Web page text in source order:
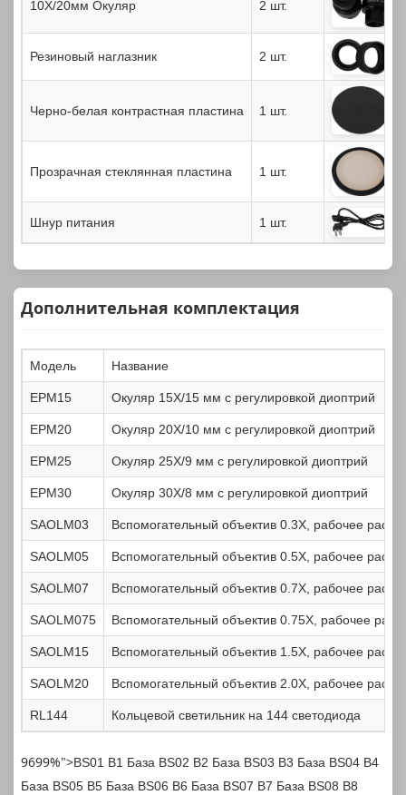
10X/20мм Окуляр 2 шт.
Резиновый наглазник 2 шт.
Черно-белая контрастная пластина 1 шт.
Прозрачная стеклянная пластина 1 шт.
Шнур питания 1 шт.
Дополнительная комплектация
Модель Название
EPM15 Окуляр 15X/15 мм с регулировкой диоптрий
EPM20 Окуляр 20X/10 мм с регулировкой диоптрий
EPM25 Окуляр 25X/9 мм с регулировкой диоптрий
EPM30 Окуляр 30X/8 мм с регулировкой диоптрий
SAOLM03 Вспомогательный объектив 0.3X, рабочее
SAOLM05 Вспомогательный объектив 0.5X, рабочее
SAOLM07 Вспомогательный объектив 0.7X, рабочее
SAOLM075 Вспомогательный объектив 0.75X, рабочее
SAOLM15 Вспомогательный объектив 1.5X, рабочее
SAOLM20 Вспомогательный объектив 2.0X, рабочее
RL144 Кольцевой светильник на 144 светодиода
9699%">BS01 B1 База BS02 B2 База BS03 B3 База BS04 B4
База BS05 B5 База BS06 B6 База BS07 B7 База BS08 B8